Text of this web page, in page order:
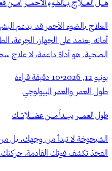
هل العلاج بالضوء الأحمر آمن
العلاج بالضوء الأحمر قد يدعم
أمانه يعتمد على الجهاز، الجرعة،
الصحية. هو أداة داعمة، لا علاج
يونيو 12, 2026 •
10 دقيقة قراءة
طول العمر والعمر البيولوجي
طول العمر يبدأ من عضلاتك
الشيخوخة لا تبدأ من وجهك، بل
الفخذ تكشف قوتك القادمة،